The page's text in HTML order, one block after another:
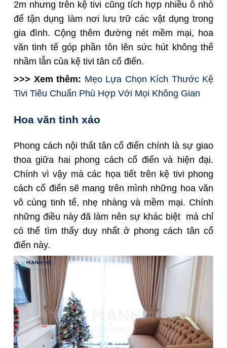
2m nhưng trên kệ tivi cũng tích hợp nhiều ô nhỏ
để tận dụng làm nơi lưu trữ các vật dụng trong
gia đình. Cộng thêm đường nét mềm mại, hoa
văn tinh tế góp phần tôn lên sức hút không thể
nhầm lẫn của kệ tivi tân cổ điển.
>>> Xem thêm: Mẹo Lựa Chọn Kích Thước Kệ
Tivi Tiêu Chuẩn Phù Hợp Với Mọi Không Gian
Hoa văn tinh xảo
Phong cách nội thất tân cổ điển chính là sự giao
thoa giữa hai phong cách cổ điển và hiện đại.
Chính vì vậy mà các họa tiết trên kệ tivi phong
cách cổ điển sẽ mang trên mình những hoa văn
vô cùng tinh tế, nhẹ nhàng và mềm mại. Chính
những điều này đã làm nên sự khác biệt mà chỉ
có thể tìm thấy duy nhất ở phong cách tân cổ
điển này.